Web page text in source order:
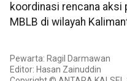
koordinasi rencana aksi
MBLB di wilayah
Pewarta: Ragil Darmawan
Editor: Hasan Zainuddin